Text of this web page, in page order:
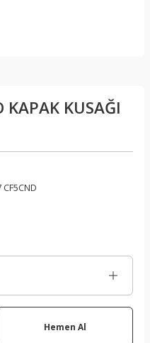
KAPAK KUSAĞI
Hemen Al